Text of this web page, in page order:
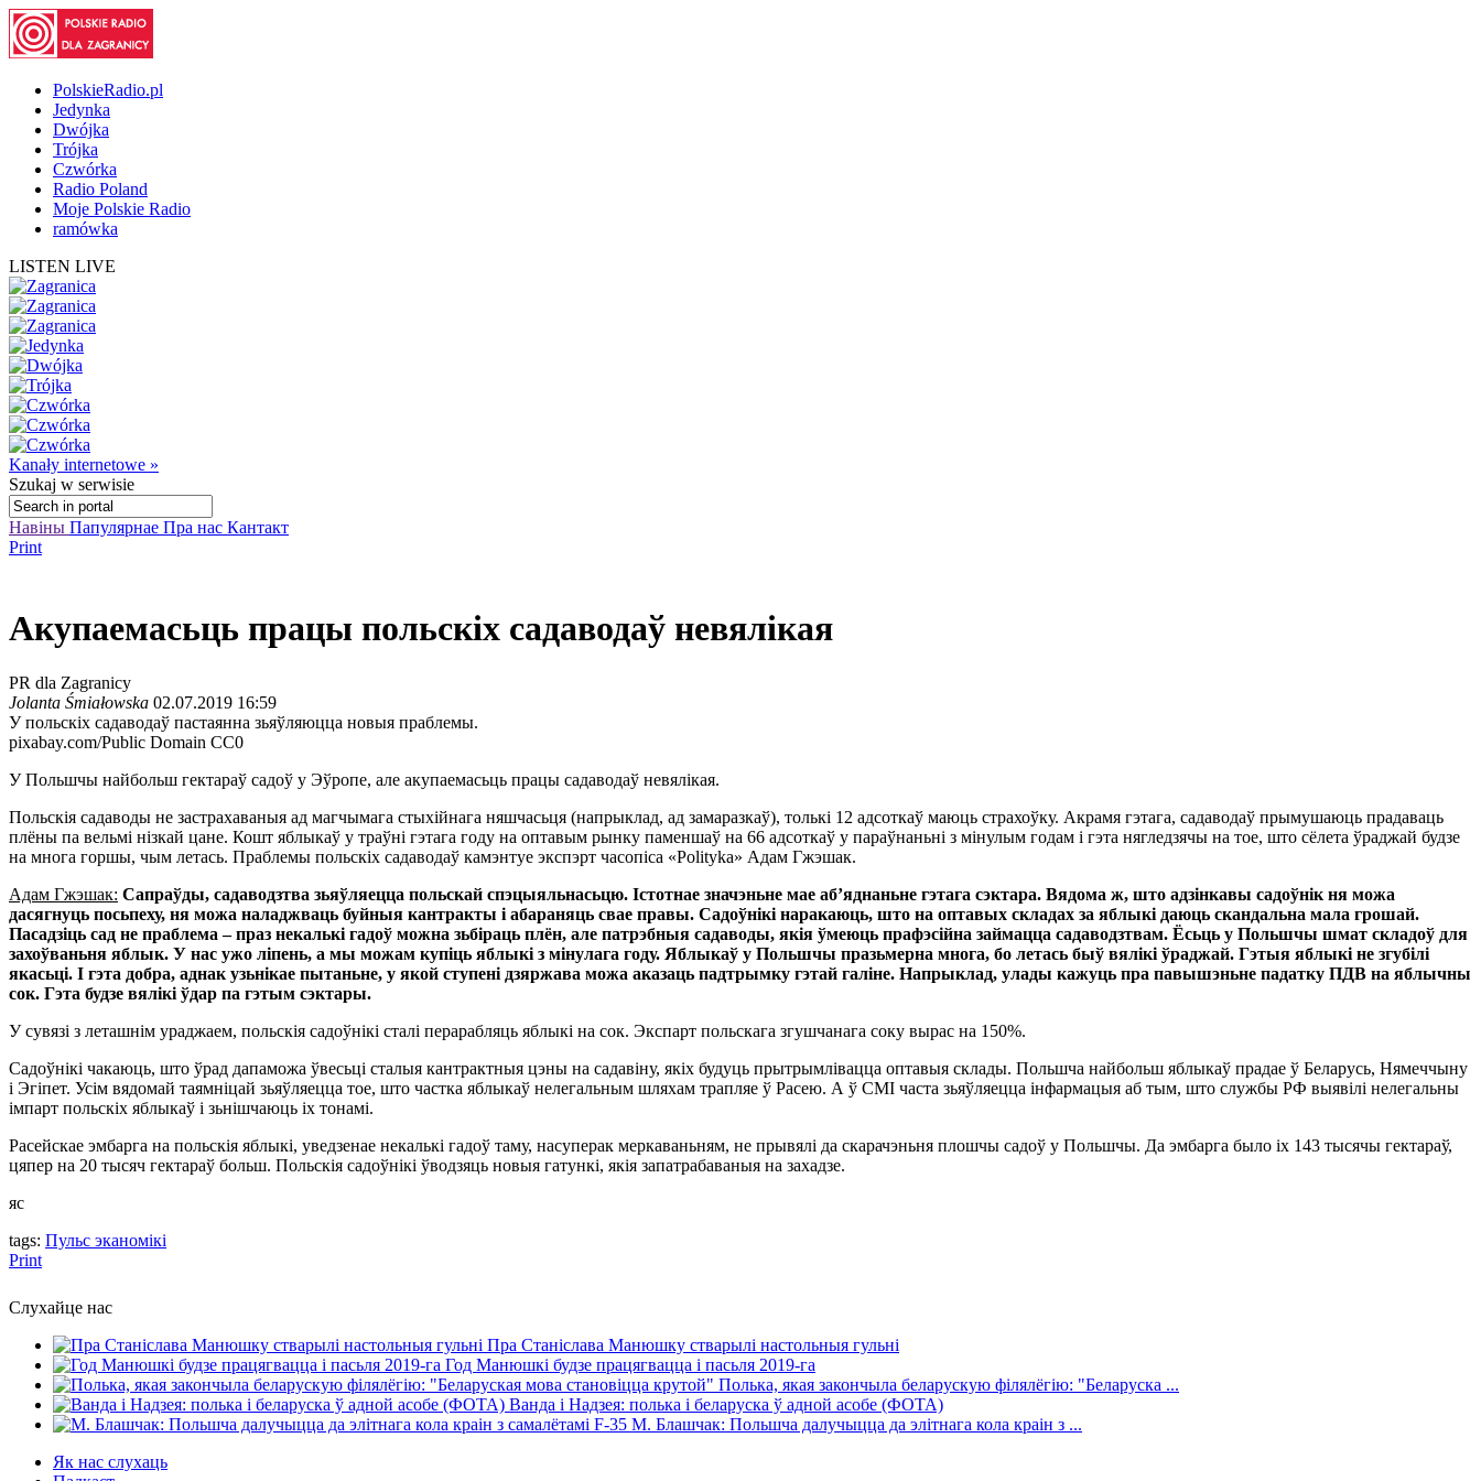
PolskieRadio.pl
Jedynka
Dwójka
Trójka
Czwórka
Radio Poland
Moje Polskie Radio
ramówka
LISTEN LIVE
Kanały internetowe »
Szukaj w serwisie
Навіны Папулярнае Пра нас Кантакт
Print
Акупаемасьць працы польскіх садаводаў невялікая
PR dla Zagranicy
Jolanta Śmiałowska 02.07.2019 16:59
У польскіх садаводаў пастаянна зьяўляюцца новыя праблемы.
pixabay.com/Public Domain CC0
У Польшчы найбольш гектараў садоў у Эўропе, але акупаемасьць працы садаводаў невялікая.
Польскія садаводы не застрахаваныя ад магчымага стыхійнага няшчасьця (напрыклад, ад замаразкаў), толькі 12 адсоткаў маюць страхоўку. Акрамя гэтага, садаводаў прымушаюць прадаваць
плёны па вельмі нізкай цане. Кошт яблыкаў у траўні гэтага году на оптавым рынку паменшаў на 66 адсоткаў у параўнаньні з мінулым годам і гэта нягледзячы на тое, што сёлета ўраджай будзе
на многа горшы, чым летась. Праблемы польскіх садаводаў камэнтуе экспэрт часопіса «Polityka» Адам Гжэшак.
Адам Гжэшак: Сапраўды, садаводзтва зьяўляецца польскай спэцыяльнасьцю. Істотнае значэньне мае аб’яднаньне гэтага сэктара. Вядома ж, што адзінкавы садоўнік ня можа
дасягнуць посьпеху, ня можа наладжваць буйныя кантракты і абараняць свае правы. Садоўнікі наракаюць, што на оптавых складах за яблыкі даюць скандальна мала грошай.
Пасадзіць сад не праблема – праз некалькі гадоў можна зьбіраць плён, але патрэбныя садаводы, якія ўмеюць прафэсійна займацца садаводзтвам. Ёсьць у Польшчы шмат складоў для
захоўваньня яблык. У нас ужо ліпень, а мы можам купіць яблыкі з мінулага году. Яблыкаў у Польшчы празьмерна многа, бо летась быў вялікі ўраджай. Гэтыя яблыкі не згубілі
якасьці. І гэта добра, аднак узьнікае пытаньне, у якой ступені дзяржава можа аказаць падтрымку гэтай галіне. Напрыклад, улады кажуць пра павышэньне падатку ПДВ на яблычны
сок. Гэта будзе вялікі ўдар па гэтым сэктары.
У сувязі з леташнім ураджаем, польскія садоўнікі сталі перарабляць яблыкі на сок. Экспарт польскага згушчанага соку вырас на 150%.
Садоўнікі чакаюць, што ўрад дапаможа ўвесьці сталыя кантрактныя цэны на садавіну, якіх будуць прытрымлівацца оптавыя склады. Польшча найбольш яблыкаў прадае ў Беларусь, Нямеччыну
і Эгіпет. Усім вядомай таямніцай зьяўляецца тое, што частка яблыкаў нелегальным шляхам трапляе ў Расею. А ў СМІ часта зьяўляецца інфармацыя аб тым, што службы РФ выявілі нелегальны
імпарт польскіх яблыкаў і зьнішчаюць іх тонамі.
Расейскае эмбарга на польскія яблыкі, уведзенае некалькі гадоў таму, насуперак меркаваньням, не прывялі да скарачэньня плошчы садоў у Польшчы. Да эмбарга было іх 143 тысячы гектараў,
цяпер на 20 тысяч гектараў больш. Польскія садоўнікі ўводзяць новыя гатункі, якія запатрабаваныя на захадзе.
яс
tags: Пульс эканомікі
Print
Слухайце нас
Пра Станіслава Манюшку стварылі настольныя гульні
Год Манюшкі будзе працягвацца і пасьля 2019-га
Полька, якая закончыла беларускую філялёгію: "Беларуска ...
Ванда і Надзея: полька і беларуска ў адной асобе (ФОТА)
М. Блашчак: Польшча далучыцца да элітнага кола краін з ...
Як нас слухаць